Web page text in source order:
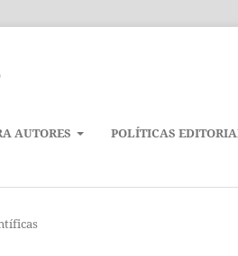
AUTORES POLÍTICAS